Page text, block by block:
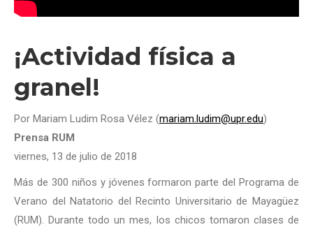
¡Actividad física a
granel!
Por Mariam Ludim Rosa Vélez (mariam.ludim@upr.edu)
Prensa RUM
viernes, 13 de julio de 2018
Más de 300 niños y jóvenes formaron parte del Programa de
Verano del Natatorio del Recinto Universitario de Mayagüez
(RUM). Durante todo un mes, los chicos tomaron clases de